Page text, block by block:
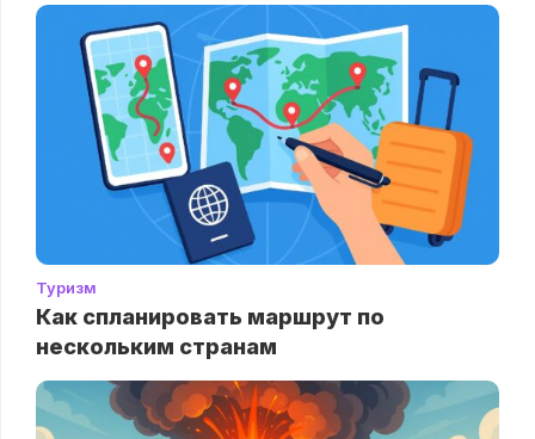
Туризм
Как спланировать маршрут по
нескольким странам